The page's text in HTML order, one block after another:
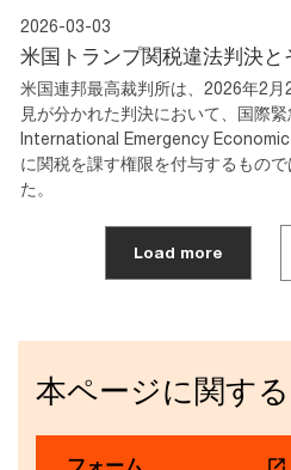
2026-03-03
米国トランプ関税違法判決と
米国連邦最高裁判所は、2026年2
見が分かれた判決において、国際
International Emergency
に関税を課す権限を付与するもの
た。
Load more
本ページに関す
フォーム